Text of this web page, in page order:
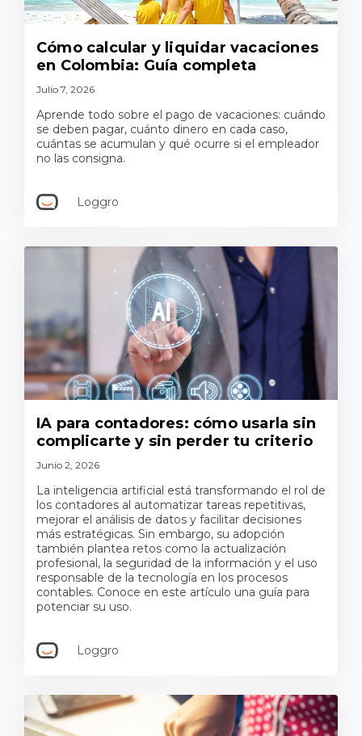
Cómo calcular y liquidar vacaciones
en Colombia: Guía completa
Julio 7, 2026
Aprende todo sobre el pago de vacaciones: cuándo
se deben pagar, cuánto dinero en cada caso,
cuántas se acumulan y qué ocurre si el empleador
no las consigna.
Loggro
IA para contadores: cómo usarla sin
complicarte y sin perder tu criterio
Junio 2, 2026
La inteligencia artificial está transformando el rol de
los contadores al automatizar tareas repetitivas,
mejorar el análisis de datos y facilitar decisiones
más estratégicas. Sin embargo, su adopción
también plantea retos como la actualización
profesional, la seguridad de la información y el uso
responsable de la tecnología en los procesos
contables. Conoce en este artículo una guía para
potenciar su uso.
Loggro